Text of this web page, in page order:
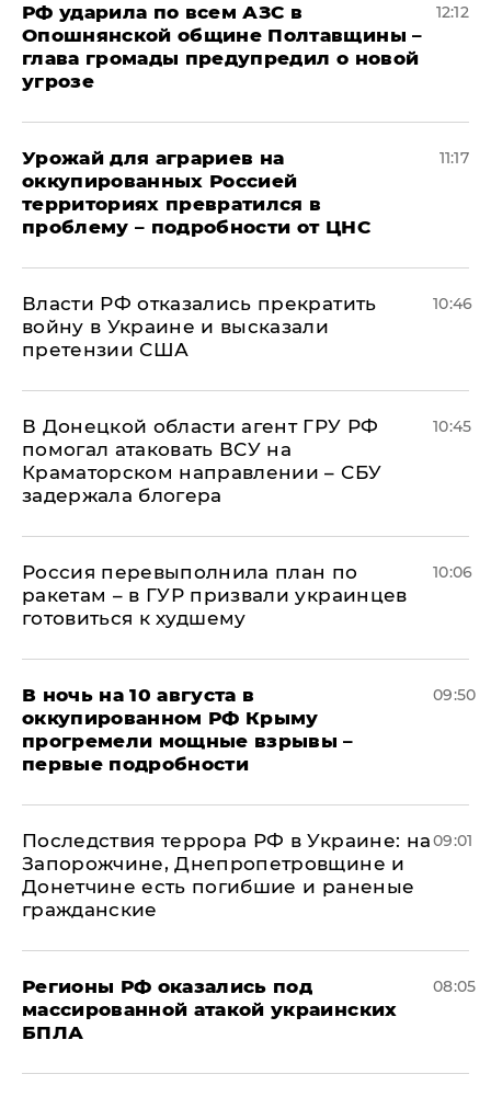
РФ ударила по всем АЗС в
Опошнянской общине Полтавщины –
глава громады предупредил о новой
угрозе
12:12
Урожай для аграриев на
оккупированных Россией
территориях превратился в
проблему – подробности от ЦНС
11:17
Власти РФ отказались прекратить
войну в Украине и высказали
претензии США
10:46
В Донецкой области агент ГРУ РФ
помогал атаковать ВСУ на
Краматорском направлении – СБУ
задержала блогера
10:45
Россия перевыполнила план по
ракетам – в ГУР призвали украинцев
готовиться к худшему
10:06
В ночь на 10 августа в
оккупированном РФ Крыму
прогремели мощные взрывы –
первые подробности
09:50
Последствия террора РФ в Украине: на
Запорожчине, Днепропетровщине и
Донетчине есть погибшие и раненые
гражданские
09:01
Регионы РФ оказались под
массированной атакой украинских
БПЛА
08:05